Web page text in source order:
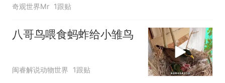
奇观世界Mr 1跟贴
八哥鸟喂食蚂蚱给小雏鸟
闽睿解说动物世界 1跟贴